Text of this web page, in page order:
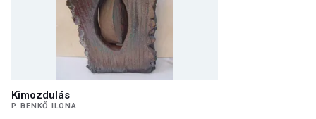
Kimozdulás
P. BENKŐ ILONA